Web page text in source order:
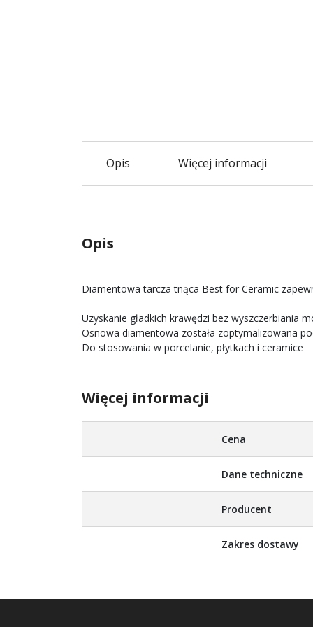
Opis Więcej informacji
Opis
Diamentowa tarcza tnąca Best for Ceramic
Uzyskanie gładkich krawędzi bez wyszczerbiania
Osnowa diamentowa została zoptymalizowana
Do stosowania w porcelanie, płytkach i ceramice
Więcej informacji
Cena
Dane techniczne
Producent
Zakres dostawy